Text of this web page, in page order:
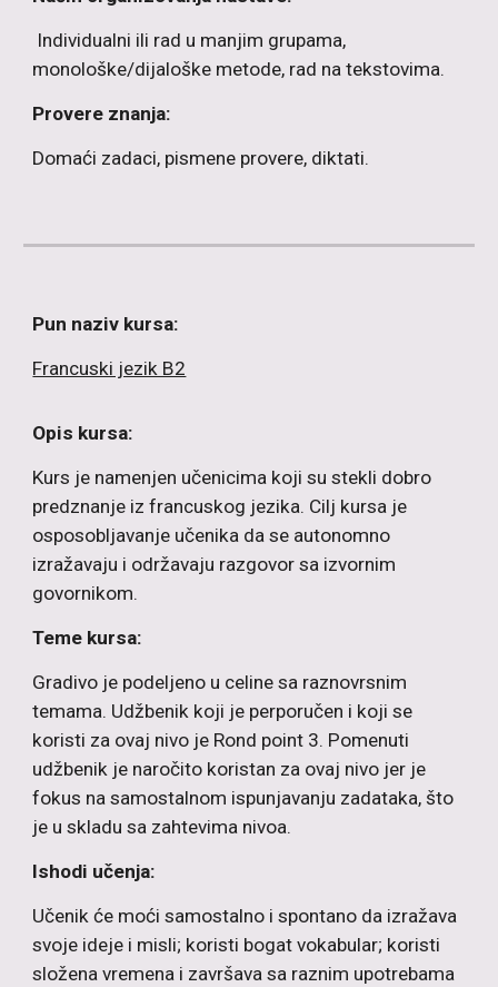
Individualni ili rad u manjim grupama,
monološke/dijaloške metode, rad na tekstovima.
Provere znanja:
Domaći zadaci, pismene provere, diktati.
Pun naziv kursa:
Francuski jezik B2
Opis kursa:
Kurs je namenjen učenicima koji su stekli dobro
predznanje iz francuskog jezika. Cilj kursa je
osposobljavanje učenika da se autonomno
izražavaju i održavaju razgovor sa izvornim
govornikom.
Teme kursa:
Gradivo je podeljeno u celine sa raznovrsnim
temama. Udžbenik koji je perporučen i koji se
koristi za ovaj nivo je Rond point 3. Pomenuti
udžbenik je naročito koristan za ovaj nivo jer je
fokus na samostalnom ispunjavanju zadataka, što
je u skladu sa zahtevima nivoa.
Ishodi učenja:
Učenik će moći samostalno i spontano da izražava
svoje ideje i misli; koristi bogat vokabular; koristi
složena vremena i završava sa raznim upotrebama